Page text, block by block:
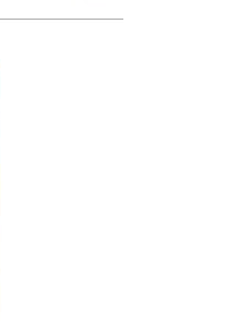
文 大